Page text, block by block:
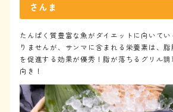
アクセス
Price
料金
Flow
Blog
ブログ
さんま
たんぱく質豊富な魚がダイエットに向いて
りませんが、サンマに含まれる栄養素は、
を促進する効果が優秀！脂が落ちるグリル
向き！